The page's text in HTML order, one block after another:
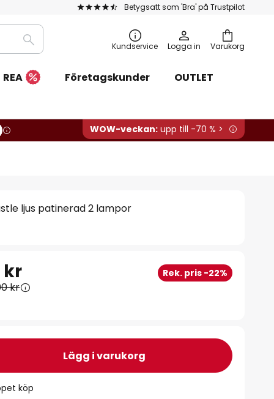
Betygsatt som 'Bra' på Trustpilot
Varukorg
Sök Kundservice Logga in
REA Företagskunder OUTLET
WOW-veckan: upp till -70 % >
ljus patinerad 2 lampor
kr Rek. pris -22%
kr
Lägg i varukorg
köp